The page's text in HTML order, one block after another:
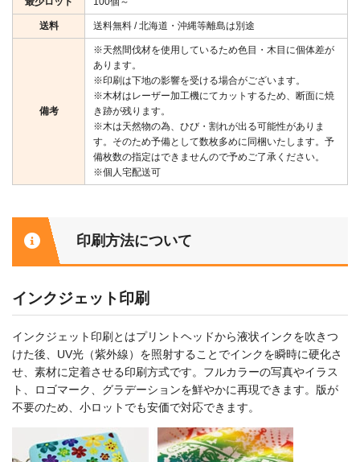
送料 送料無料 / 北海道・沖縄等離島は別途
備考
※天然間伐材を使用しているため色目・木目に個体差が
あります。
※印刷は下地の影響を受ける場合がございます。
※木材はレーザー加工機にてカットするため、断面に焼
き跡が残ります。
※木は天然物の為、ひび・割れが出る可能性がありま
す。そのため予備として数枚多めに同梱いたします。予
備枚数の指定はできませんので予めご了承ください。
※個人宅配送可
印刷方法について
インクジェット印刷
インクジェット印刷とはプリントヘッドから液状インクを吹きつ
けた後、UV光（紫外線）を照射することでインクを瞬時に硬化さ
せ、素材に定着させる印刷方式です。フルカラーの写真やイラス
ト、ロゴマーク、グラデーションを鮮やかに再現できます。版が
不要のため、小ロットでも安価で対応できます。